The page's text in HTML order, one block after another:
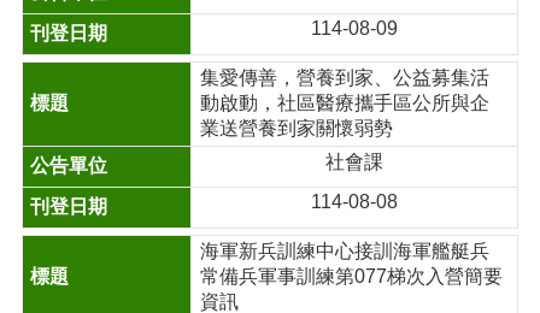
114-08-09
集愛傳善，營養到家、公益募集活
動啟動，社區醫療攜手區公所與企
業送營養到家關懷弱勢
社會課
114-08-08
海軍新兵訓練中心接訓海軍艦艇兵
常備兵軍事訓練第077梯次入營簡要
資訊